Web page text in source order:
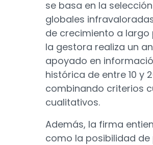
se basa en la
globales
de crecimiento a largo
la gestora realiza un
apoyado en
histórica de entre 10 y
combinando criterios
cualitativos.
Además, la firma
como la posibilidad de